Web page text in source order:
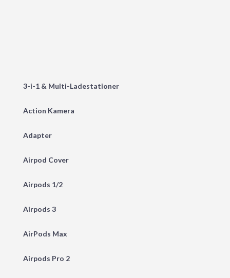
3-i-1 & Multi-Ladestationer
Action Kamera
Adapter
Airpod Cover
Airpods 1/2
Airpods 3
AirPods Max
Airpods Pro 2